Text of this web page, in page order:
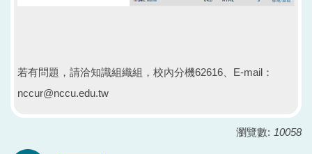
若有問題，請洽知識組織組，校內分機62616、E-mail：
nccur@nccu.edu.tw
瀏覽數: 10058